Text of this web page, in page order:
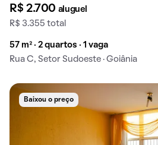
R$ 2.700 aluguel
R$ 3.355 total
57 m² · 2 quartos · 1 vaga
Rua C, Setor Sudoeste · Goiânia
Baixou o preço